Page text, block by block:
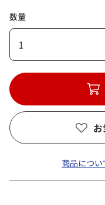
数量
1
商品につ